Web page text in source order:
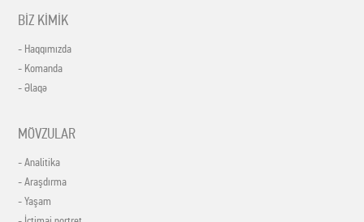
BİZ KİMİK
- Haqqımızda
- Komanda
- Əlaqə
MÖVZULAR
- Analitika
- Araşdırma
- Yaşam